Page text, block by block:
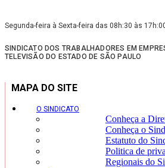
Segunda-feira à Sexta-feira das 08h:30 às
SINDICATO DOS TRABALHADORES EM
TELEVISÃO DO ESTADO DE SÃO PAULO
MAPA DO SITE
O SINDICATO
Conheça a
Conheça o
Estatuto do
Politica de
Regionais do